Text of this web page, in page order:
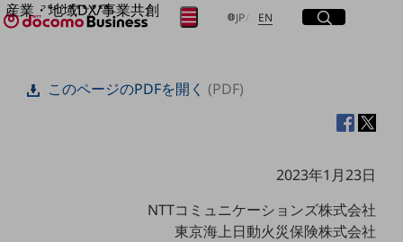
産業・地域DX/事業共創
OPEN HUB for Plural Futures
OPEN HUB for Plural Futuresとは
産業・地域DXプラットフォーマーとして
企業と地域が持続成長する社会を目指します
JP日本語
EN Englishサイト内検索
開く
メニュー
開く
フリーワードを入力して探す
検索する
このページのPDFを開く(PDF)
2023年1月23日
NTTコミュニケーションズ株式会社
東京海上日動火災保険株式会社